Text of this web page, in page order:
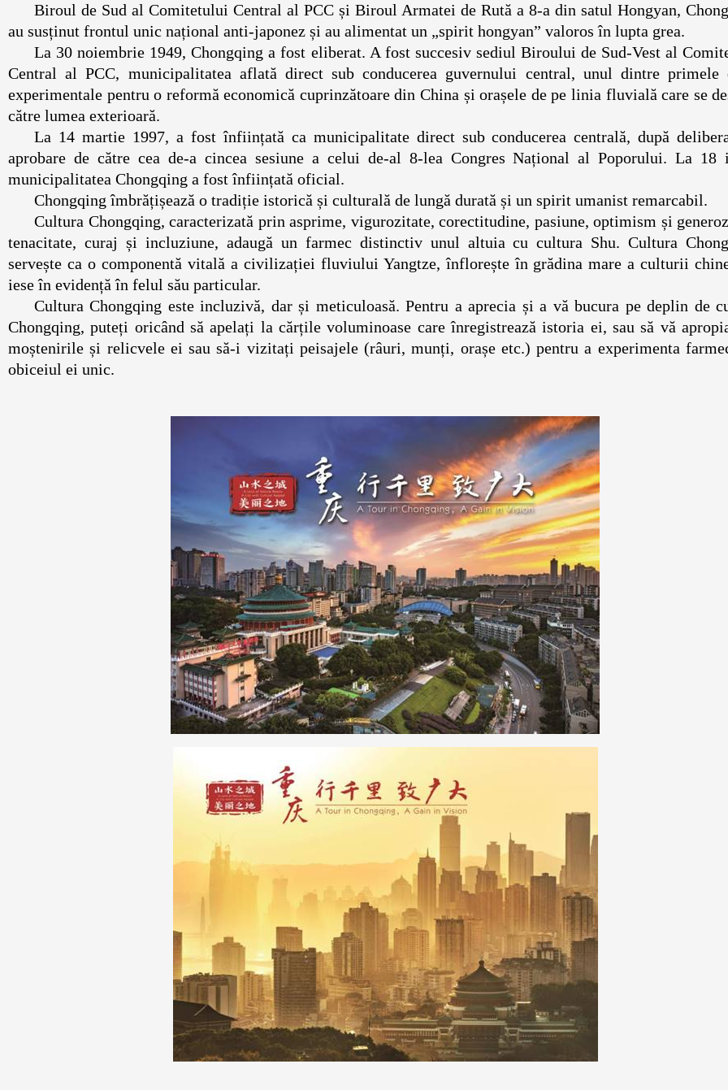
Biroul de Sud al Comitetului Central al PCC și Biroul Armatei de Rută a 8-a din satul Hongyan,
au susținut frontul unic național anti-japonez și au alimentat un „spirit hongyan” valoros în lupta
La 30 noiembrie 1949, Chongqing a fost eliberat. A fost succesiv sediul Biroului de Sud-Vest al
Central al PCC, municipalitatea aflată direct sub conducerea guvernului central, unul dintre primele
experimentale pentru o reformă economică cuprinzătoare din China și orașele de pe linia fluvială care se
către lumea exterioară.
La 14 martie 1997, a fost înființată ca municipalitate direct sub conducerea centrală, după
aprobare de către cea de-a cincea sesiune a celui de-al 8-lea Congres Național al Poporului. La 18
municipalitatea Chongqing a fost înființată oficial.
Chongqing îmbrățișează o tradiție istorică și culturală de lungă durată și un spirit umanist
Cultura Chongqing, caracterizată prin asprime, vigurozitate, corectitudine, pasiune, optimism și
tenacitate, curaj și incluziune, adaugă un farmec distinctiv unul altuia cu cultura Shu. Cultura
servește ca o componentă vitală a civilizației fluviului Yangtze, înflorește în grădina mare a culturii
iese în evidență în felul său particular.
Cultura Chongqing este incluzivă, dar și meticuloasă. Pentru a aprecia și a vă bucura pe deplin de
Chongqing, puteți oricând să apelați la cărțile voluminoase care înregistrează istoria ei, sau să vă
moștenirile și relicvele ei sau să-i vizitați peisajele (râuri, munți, orașe etc.) pentru a experimenta
obiceiul ei unic.